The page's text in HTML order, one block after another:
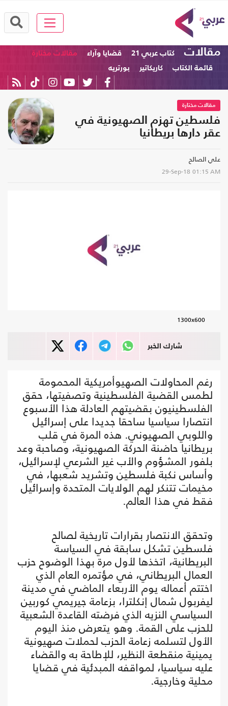
مقالات كتاب عربي 21 قضايا وآراء
مقالات مختارة
قائمة الكتاب
كاريكاتير بورتريه
مقالات مختارة
فلسطين تهزم الصهيونية في
عقر دارها بريطانيا
علي الصالح
29-Sep-18 01:15 AM
1300x600
شارك الخبر
رغم المحاولات الصهيوأمريكية المحمومة
لطمس القضية الفلسطينية وتصفيتها، حقق
الفلسطينيون بقضيتهم العادلة هذا الأسبوع
انتصارا سياسيا ساحقا جديدا على إسرائيل
واللوبي الصهيوني. هذه المرة في قلب
بريطانيا حاضنة الحركة الصهيونية، وصاحبة وعد
بلفور المشؤوم والأب غير الشرعي لإسرائيل،
وأساس نكبة فلسطين وتشريد شعبها، في
مخيمات تتنكر لهم الولايات المتحدة وإسرائيل
فقط في هذا العالم.
وتحقق الانتصار بقرارات تاريخية لصالح
فلسطين تشكل سابقة في السياسة
البريطانية، اتخذها لأول مرة بهذا الوضوح حزب
العمال البريطاني، في مؤتمره العام الذي
اختتم أعماله يوم الأربعاء الماضي في مدينة
ليفربول شمال إنكلترا، بزعامة جيريمي كوربين
السياسي النزيه الذي فرضته القاعدة الشعبية
للحزب على القمة. وهو يتعرض منذ اليوم
الأول لتسلمه زعامة الحزب لحملات صهيونية
يمينية منقطعة النظير، للإطاحة به والقضاء
عليه سياسيا، لمواقفه المبدئية في قضايا
محلية وخارجية.